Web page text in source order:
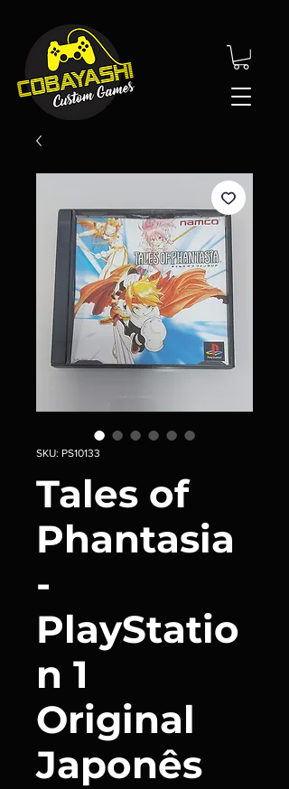
SKU: PS10133
Tales of
Phantasia
-
PlayStatio
n 1
Original
Japonês